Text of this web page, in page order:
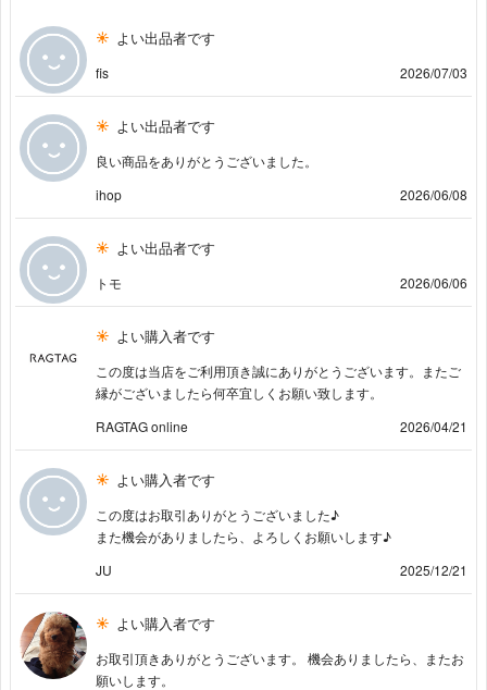
よい出品者です
fis 2026/07/03
よい出品者です
良い商品をありがとうございました。
ihop
2026/06/08
よい出品者です
トモ 2026/06/06
よい購入者です
この度は当店をご利用頂き誠にありがとうございます。またご
縁がございましたら何卒宜しくお願い致します。
RAGTAG online
2026/04/21
よい購入者です
この度はお取引ありがとうございました♪
また機会がありましたら、よろしくお願いします♪
JU
2025/12/21
よい購入者です
お取引頂きありがとうございます。 機会ありましたら、またお
願いします。